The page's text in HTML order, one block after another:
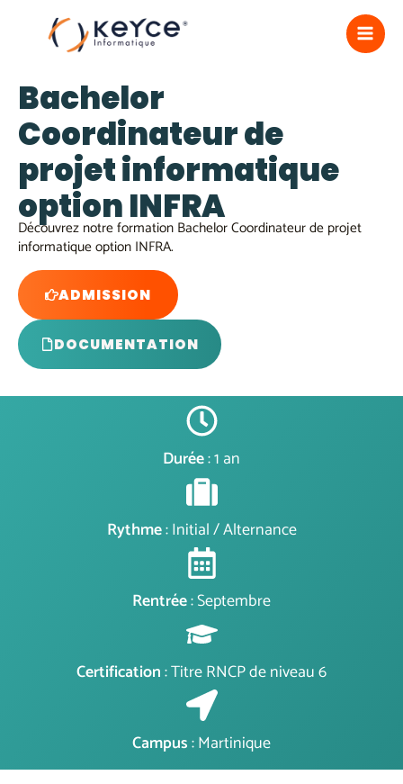
Bachelor
Coordinateur de
projet informatique
option INFRA
Découvrez notre formation Bachelor Coordinateur de projet
informatique option INFRA.
ADMISSION
DOCUMENTATION
Durée: 1 an
Rythme: Initial / Alternance
Rentrée: Septembre
Certification: Titre RNCP de niveau 6
Campus: Martinique